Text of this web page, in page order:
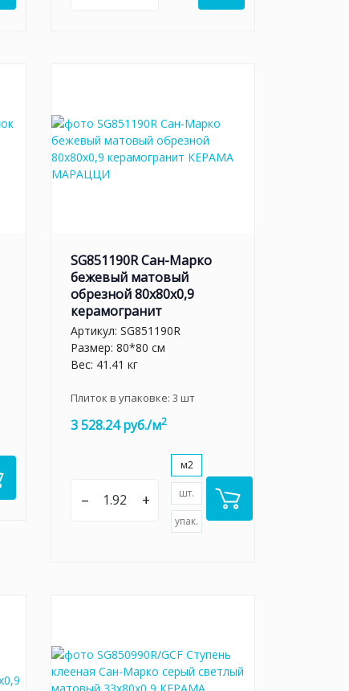
SG851190R Сан-Марко
бежевый матовый
обрезной 80x80x0,9
керамогранит
Артикул: SG851190R
Размер: 80*80 см
Вес: 41.41 кг
Плиток в упаковке: 3 шт
3 528.24 руб./м2
– +
м2
шт.
упак.